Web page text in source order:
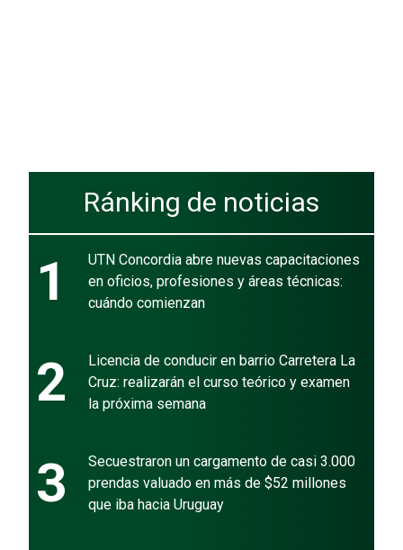
Ránking de noticias
1
UTN Concordia abre nuevas capacitaciones
en oficios, profesiones y áreas técnicas:
cuándo comienzan
2
Licencia de conducir en barrio Carretera La
Cruz: realizarán el curso teórico y examen
la próxima semana
3
Secuestraron un cargamento de casi 3.000
prendas valuado en más de $52 millones
que iba hacia Uruguay